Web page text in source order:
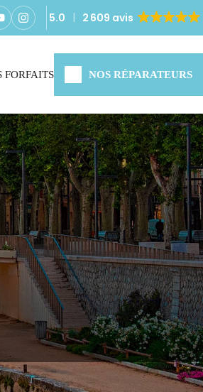
5.0 2 609 avis
FORFAITS NOS RÉPARATEURS